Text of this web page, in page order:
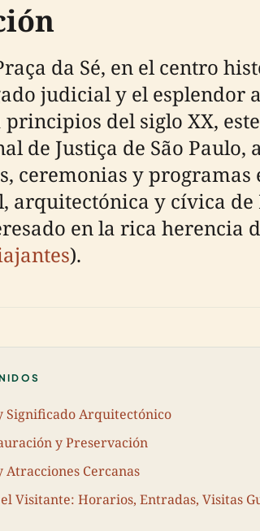
da Sé, en el centro
judicial y el esplendor
del siglo XX,
de Justiça de São
ceremonias y
arquitectónica y cívica
en la rica herencia
).
Significado Arquitectónico
y Preservación
Atracciones Cercanas
Visitante: Horarios, Entradas, Visitas